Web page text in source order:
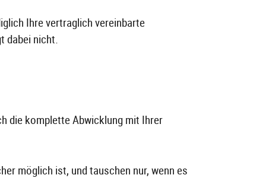
Ihre vertraglich vereinbarte
dabei nicht.
die komplette Abwicklung mit Ihrer
möglich ist, und tauschen nur, wenn es